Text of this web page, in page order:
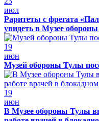
июл
Раритеты с фрегата
увидеть в Музее
19
июн
Музей обороны Тулы
19
июн
В Музее обороны Тулы